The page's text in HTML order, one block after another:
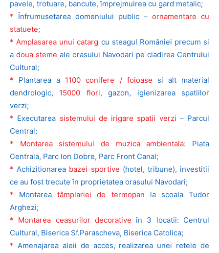
pavele, trotuare, bancute, împrejmuirea cu gard metalic;
* Înfrumusetarea domeniului public – ornamentare cu
statuete;
* Amplasarea unui catarg cu steagul României precum si
a doua steme ale orasului Navodari pe cladirea Centrului
Cultural;
*
Plantarea a 1100 conifere / foioase
si alt material
dendrologic,
15000 flori, gazon, igienizarea spatiilor
verzi;
* Executarea sistemului de irigare spatii verzi – Parcul
Central;
* Montarea sistemului de muzica ambientala: Piata
Centrala, Parc Ion Dobre, Parc Front Canal;
* Achizitionarea bazei sportive (hotel, tribune), investitii
ce au fost trecute în proprietatea orasului Navodari;
*
Montarea tâmplariei de termopan
la scoala Tudor
Arghezi;
* Montarea ceasurilor decorative în 3 locatii: Centrul
Cultural, Biserica Sf.Parascheva, Biserica Catolica;
* Amenajarea aleii de acces, realizarea unei retele de